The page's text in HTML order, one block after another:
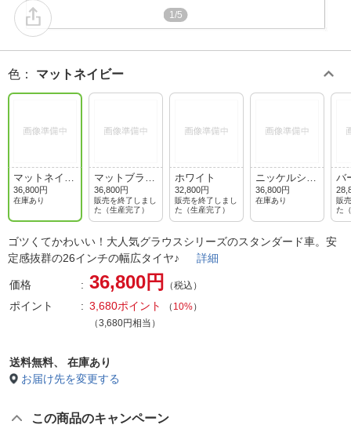
1/5
色 ： マットネイビー
マットネイビ
ー
36,800円
在庫あり
マットブラッ
ク
36,800円
販売を終了しまし
た（生産完了）
ホワイト
32,800円
販売を終了しまし
た（生産完了）
ニッケルシル
バー
36,800円
在庫あり
バ
販
た
ゴツくてかわいい！大人気グラウスシリーズのスタンダード車。安
定感抜群の26インチの幅広タイヤ♪ 詳細
価格 36,800円 （税込）
ポイント 3,680ポイント （ 10%）
（3,680円相当）
送料無料、
在庫あり
お届け先を変更する
この商品のキャンペーン